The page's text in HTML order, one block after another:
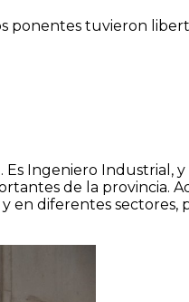
ponentes tuvieron
Ingeniero Industrial, y
de la provincia.
en diferentes